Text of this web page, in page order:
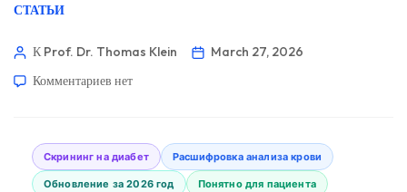
СТАТЬИ
К Prof. Dr. Thomas Klein
March 27, 2026
Комментариев нет
Скрининг на диабет Расшифровка анализа крови
Обновление за 2026 год Понятно для пациента